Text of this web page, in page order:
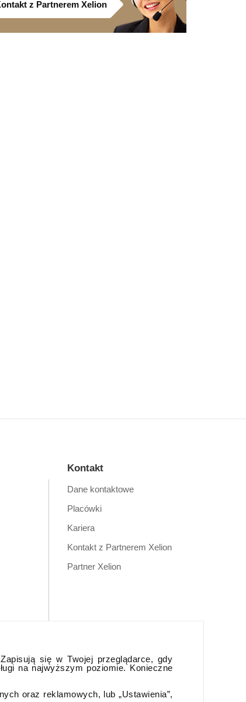
się w Twojej przeglądarce, gdy
na najwyższym poziomie. Konieczne
oraz reklamowych, lub „Ustawienia”,
z Partnerem Xelion
Kontakt
Dane kontaktowe
Placówki
Kariera
Kontakt z Partnerem Xelion
Partner Xelion